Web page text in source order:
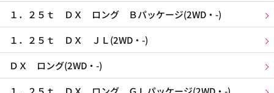
１．２５ｔ ＤＸ ロング Ｂパッケージ(2WD・-)
１．２５ｔ ＤＸ ＪＬ(2WD・-)
ＤＸ ロング(2WD・-)